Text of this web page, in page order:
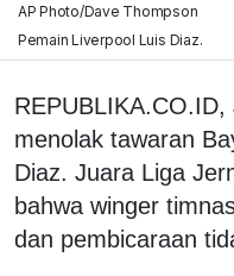
AP Photo/Dave Thompson
Pemain Liverpool Luis Diaz.
REPUBLIKA.CO.ID,
menolak tawaran
Diaz. Juara Liga
bahwa winger
dan pembicaraan